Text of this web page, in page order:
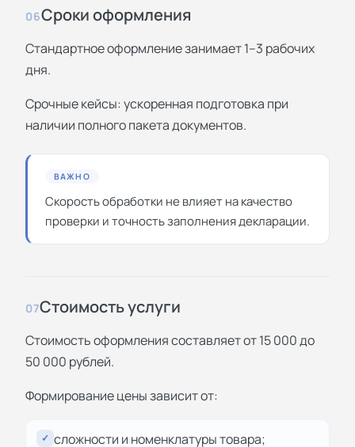
06Сроки оформления
Стандартное оформление занимает 1–3 рабочих
дня.
Срочные кейсы: ускоренная подготовка при
наличии полного пакета документов.
ВАЖНО
Скорость обработки не влияет на качество
проверки и точность заполнения декларации.
07Стоимость услуги
Стоимость оформления составляет от 15 000 до
50 000 рублей.
Формирование цены зависит от:
✓ сложности и номенклатуры товара;